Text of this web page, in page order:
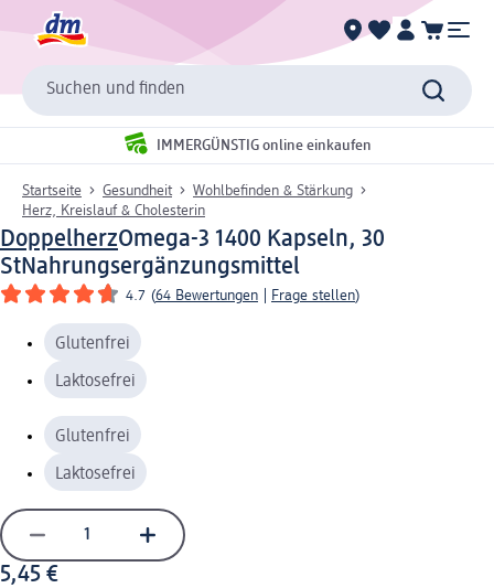
Suchen und finden
IMMERGÜNSTIG online einkaufen
Startseite Gesundheit
Wohlbefinden & Stärkung
Herz, Kreislauf & Cholesterin
DoppelherzOmega-3 1400 Kapseln, 30
StNahrungsergänzungsmittel
4.7 (64 Bewertungen Frage stellen)
Glutenfrei
Laktosefrei
Glutenfrei
Laktosefrei
5,45 €